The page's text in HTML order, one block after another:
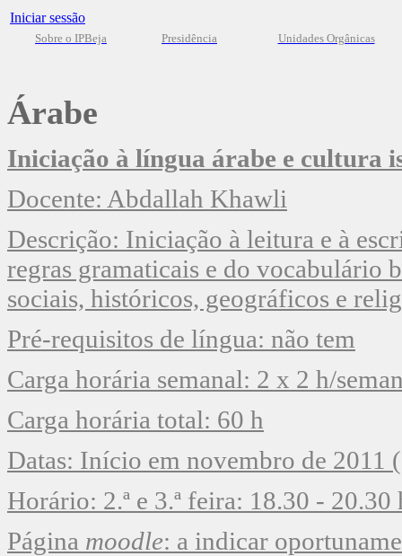
Iniciar sessão
Sobre o IPBeja Presidência Unidades Orgânicas
Árabe
Iniciação à língua árabe e cultura
Docente: Abdallah Khawli
Descrição: Iniciação à leitura e à
regras gramaticais e do vocabulário
sociais, históricos, geográficos e
Pré-requisitos de língua: não tem
Carga horária semanal: 2 x 2 h/
Carga horária total: 60 h
Datas: Início em novembro de 2011
Horário: 2.ª e 3.ª feira: 18.30 - 20.30
Página moodle: a indicar